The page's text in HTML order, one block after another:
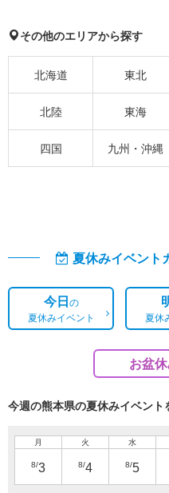
その他のエリアから探す
北海道 東北
北陸 東海
四国 九州・沖縄
夏休みイベント
今日の
夏休みイベント
夏休
お盆
今週の熊本県の夏休みイベント
月
8/3
火
8/4
水
8/5